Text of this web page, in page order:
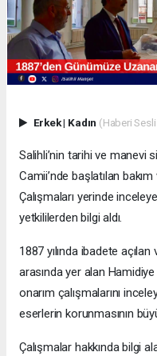
Erkek| Kadın (Haberi
Salihli’nin tarihi ve manevi
Camii’nde başlatılan
Çalışmaları yerinde
yetkililerden bilgi aldı.
1887 yılında ibadete
arasında yer alan
onarım çalışmalarını
eserlerin korunmasının
Çalışmalar hakkında bilgi